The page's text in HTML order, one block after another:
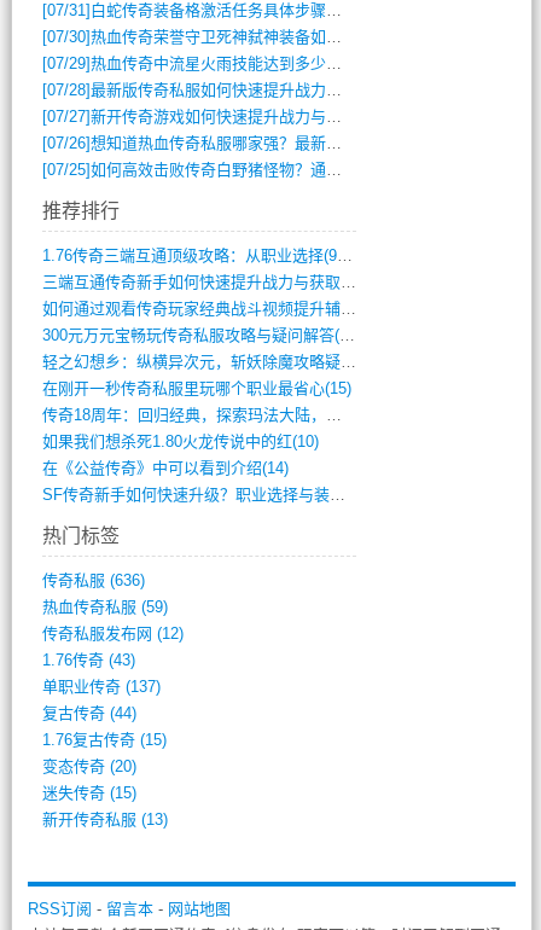
[07/31] 白蛇传奇装备格激活任务具体步骤是什么？如何完成？
[07/30]热血传奇荣誉守卫死神弑神装备如何获取与佩戴攻略？
[07/29]热血传奇中流星火雨技能达到多少级可以开始练装备？
[07/28]最新版传奇私服如何快速提升战力与获取稀有装备？
[07/27]新开传奇游戏如何快速提升战力与获取稀有装备？
[07/26]想知道热血传奇私服哪家强？最新排行榜攻略全解析
[07/25]如何高效击败传奇白野猪怪物？通关技巧全解析
推荐排行
1.76传奇三端互通顶级攻略：从职业选择(972)
三端互通传奇新手如何快速提升战力与获取稀(379)
如何通过观看传奇玩家经典战斗视频提升辅助(661)
300元万元宝畅玩传奇私服攻略与疑问解答(828)
轻之幻想乡：纵横异次元，斩妖除魔攻略疑云(404)
在刚开一秒传奇私服里玩哪个职业最省心(15)
传奇18周年：回归经典，探索玛法大陆，寻(798)
如果我们想杀死1.80火龙传说中的红(10)
在《公益传奇》中可以看到介绍(14)
SF传奇新手如何快速升级？职业选择与装备(711)
热门标签
传奇私服 (636)
热血传奇私服 (59)
传奇私服发布网 (12)
1.76传奇(43)
单职业传奇(137)
复古传奇(44)
1.76复古传奇(15)
变态传奇(20)
迷失传奇(15)
新开传奇私服 (13)
RSS订阅 - 留言本- 网站地图